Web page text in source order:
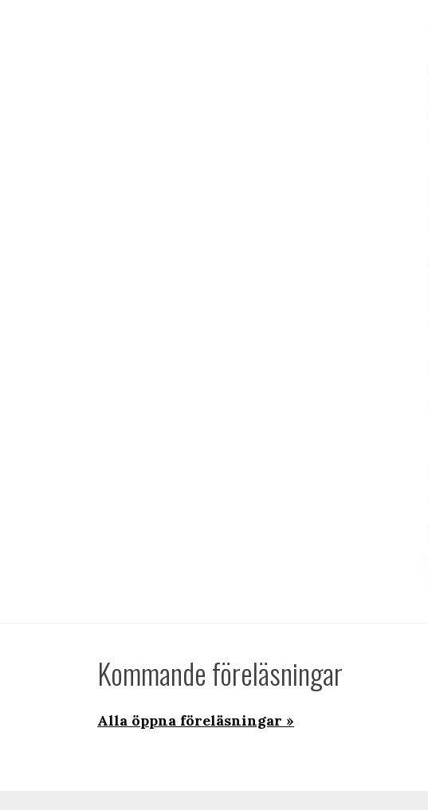
Kommande föreläsningar
Alla öppna föreläsningar